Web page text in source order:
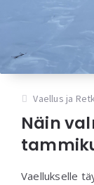
Vaellus ja
Näin
Vaellukselle